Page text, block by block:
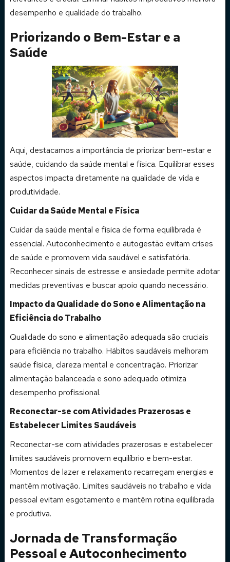
desempenho e qualidade do trabalho.
Priorizando o Bem-Estar e a
Saúde
Aqui, destacamos a importância de priorizar bem-estar e
saúde, cuidando da saúde mental e física. Equilibrar esses
aspectos impacta diretamente na qualidade de vida e
produtividade.
Cuidar da Saúde Mental e Física
Cuidar da saúde mental e física de forma equilibrada é
essencial. Autoconhecimento e autogestão evitam crises
de saúde e promovem vida saudável e satisfatória.
Reconhecer sinais de estresse e ansiedade permite adotar
medidas preventivas e buscar apoio quando necessário.
Impacto da Qualidade do Sono e Alimentação na
Eficiência do Trabalho
Qualidade do sono e alimentação adequada são cruciais
para eficiência no trabalho. Hábitos saudáveis melhoram
saúde física, clareza mental e concentração. Priorizar
alimentação balanceada e sono adequado otimiza
desempenho profissional.
Reconectar-se com Atividades Prazerosas e
Estabelecer Limites Saudáveis
Reconectar-se com atividades prazerosas e estabelecer
limites saudáveis promovem equilíbrio e bem-estar.
Momentos de lazer e relaxamento recarregam energias e
mantêm motivação. Limites saudáveis no trabalho e vida
pessoal evitam esgotamento e mantêm rotina equilibrada
e produtiva.
Jornada de Transformação
Pessoal e Autoconhecimento